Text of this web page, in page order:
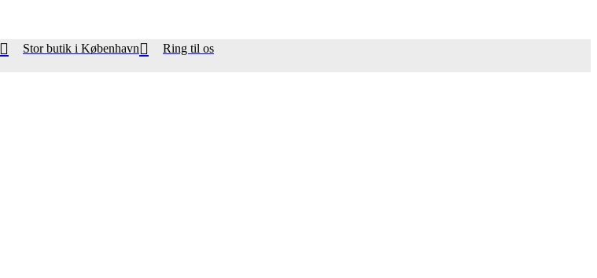
Stor butik i København
Ring til os